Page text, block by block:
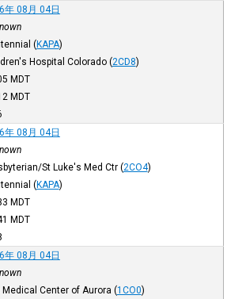
年 08月 04日
(KAPA)
Hospital Colorado (2CD8)
MDT
MDT
年 08月 04日
St Luke's Med Ctr (2CO4)
(KAPA)
MDT
MDT
年 08月 04日
Medical Center of Aurora (1CO0)